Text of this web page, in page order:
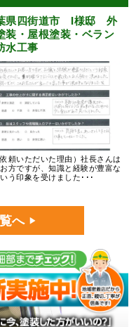
県四街道市 I様邸 外
装・屋根塗装・ベラン
水工事
依頼いただいた理由）社長さんは
方ですが、知識と経験が豊富な
う印象を受けました･･･
へ